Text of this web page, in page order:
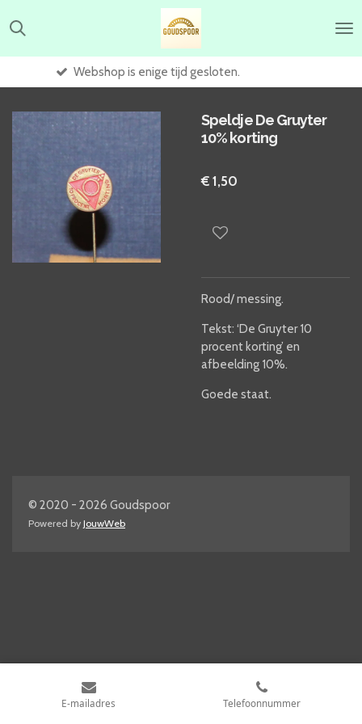
direct
hoofdinhoud
Webshop is enige tijd gesloten.
Speldje De Gruyter
10% korting
€ 1,50
Rood/ messing.
Tekst: ‘De Gruyter 10
procent korting’ en
afbeelding 10%.
Goede staat.
© 2020 - 2026 Goudspoor
Powered by JouwWeb
E-mailadres Telefoonnummer